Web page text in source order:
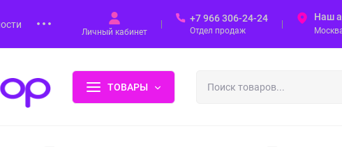
Личный кабинет
+7 966 306-24-24
Отдел продаж
Наш
ТОВАРЫ